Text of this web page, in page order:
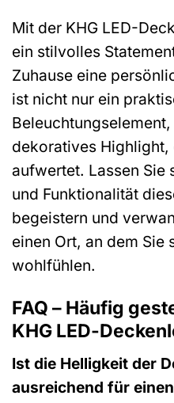
Mit der KHG LED-
ein stilvolles
Zuhause eine
ist nicht nur ein
dekoratives Highlight,
aufwertet. Lassen Sie
und Funktionalität
begeistern und
einen Ort, an dem Sie
wohlfühlen.
FAQ – Häufig
KHG LED-
Ist die Helligkeit der
ausreichend für